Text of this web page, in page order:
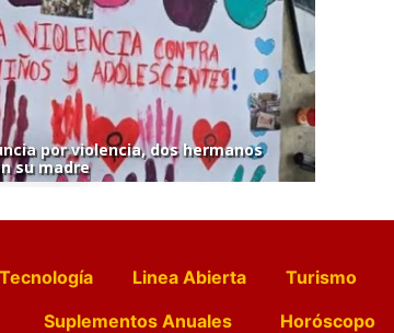
por violencia, dos hermanos
su madre
Tecnología Linea Abierta Turismo
Suplementos Anuales Horóscopo